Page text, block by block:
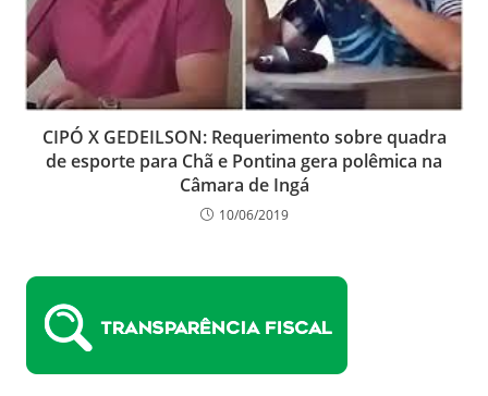
CIPÓ X GEDEILSON: Requerimento sobre quadra
de esporte para Chã e Pontina gera polêmica na
Câmara de Ingá
10/06/2019